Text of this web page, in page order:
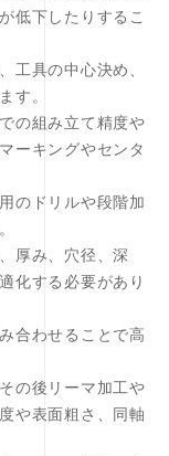
低下したりするこ
工具の中心決め、
す。
の組み立て精度や
ーキングやセンタ
のドリルや段階加
厚み、穴径、深
化する必要があり
合わせることで高
の後リーマ加工や
や表面粗さ、同軸